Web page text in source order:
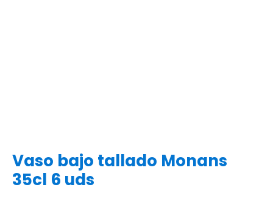
Vaso bajo tallado Monans
35cl 6 uds